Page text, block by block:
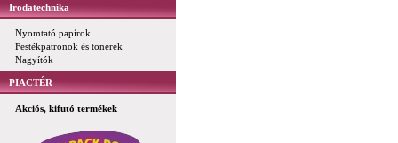
Irodatechnika
Nyomtató papírok
Festékpatronok és tonerek
Nagyítók
PIACTÉR
Akciós, kifutó termékek